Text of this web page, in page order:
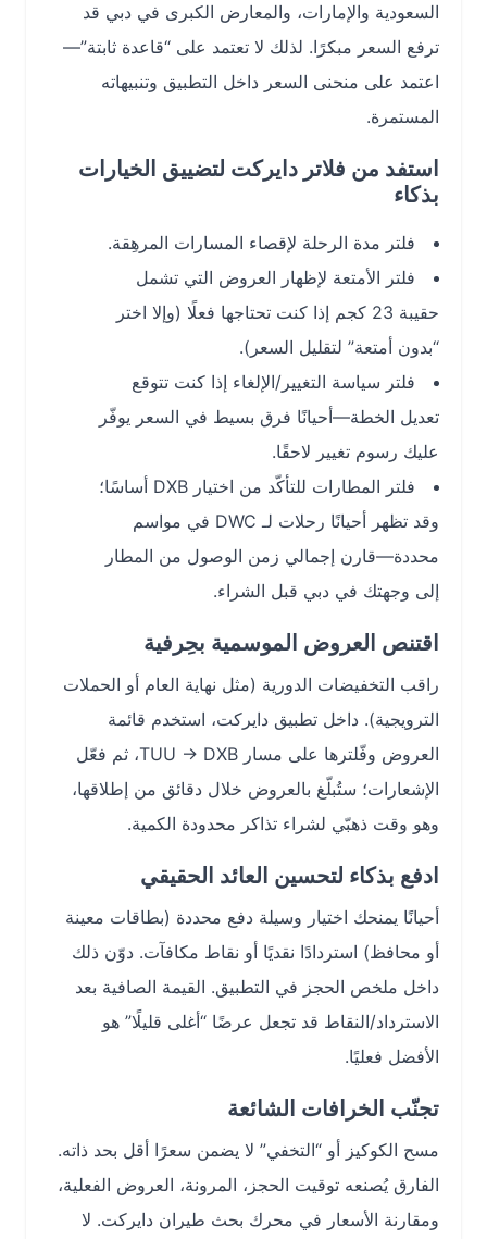
السعودية والإمارات، والمعارض الكبرى في دبي قد
ترفع السعر مبكرًا. لذلك لا تعتمد على “قاعدة ثابتة”—
اعتمد على منحنى السعر داخل التطبيق وتنبيهاته
المستمرة.
استفد من فلاتر دايركت لتضييق الخيارات
بذكاء
فلتر مدة الرحلة لإقصاء المسارات المرهِقة.
فلتر الأمتعة لإظهار العروض التي تشمل
حقيبة 23 كجم إذا كنت تحتاجها فعلًا (وإلا اختر
“بدون أمتعة” لتقليل السعر).
فلتر سياسة التغيير/الإلغاء إذا كنت تتوقع
تعديل الخطة—أحيانًا فرق بسيط في السعر يوفّر
عليك رسوم تغيير لاحقًا.
فلتر المطارات للتأكّد من اختيار DXB أساسًا؛
وقد تظهر أحيانًا رحلات لـ DWC في مواسم
محددة—قارن إجمالي زمن الوصول من المطار
إلى وجهتك في دبي قبل الشراء.
اقتنص العروض الموسمية بحِرفية
راقب التخفيضات الدورية (مثل نهاية العام أو الحملات
الترويجية). داخل تطبيق دايركت، استخدم قائمة
العروض وفّلترها على مسار TUU → DXB، ثم فعّل
الإشعارات؛ ستُبلّغ بالعروض خلال دقائق من إطلاقها،
وهو وقت ذهبّي لشراء تذاكر محدودة الكمية.
ادفع بذكاء لتحسين العائد الحقيقي
أحيانًا يمنحك اختيار وسيلة دفع محددة (بطاقات معينة
أو محافظ) استردادًا نقديًا أو نقاط مكافآت. دوّن ذلك
داخل ملخص الحجز في التطبيق. القيمة الصافية بعد
الاسترداد/النقاط قد تجعل عرضًا “أغلى قليلًا” هو
الأفضل فعليًا.
تجنّب الخرافات الشائعة
مسح الكوكيز أو “التخفي” لا يضمن سعرًا أقل بحد ذاته.
الفارق يُصنعه توقيت الحجز، المرونة، العروض الفعلية،
ومقارنة الأسعار في محرك بحث طيران دايركت. لا